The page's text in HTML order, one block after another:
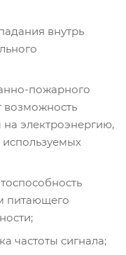
внутрь
пожарного
на электроэнергию,
питающего
частоты сигнала;